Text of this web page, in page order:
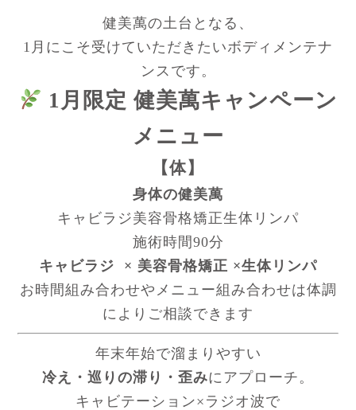
健美萬の土台となる、
1月にこそ受けていただきたいボディメンテナ
ンスです。
1月限定 健美萬キャンペーン
メニュー
【体】
身体の健美萬
キャビラジ美容骨格矯正生体リンパ
施術時間90分
キャビラジ × 美容骨格矯正 ×生体リンパ
お時間組み合わせやメニュー組み合わせは体調
によりご相談できます
年末年始で溜まりやすい
冷え・巡りの滞り・歪みにアプローチ。
キャビテーション×ラジオ波で